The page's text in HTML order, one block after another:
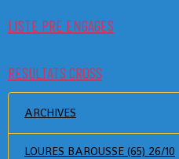
LISTE PRE ENGAGES
RESULTATS CROSS
ARCHIVES
LOURES BAROUSSE (65) 26/10